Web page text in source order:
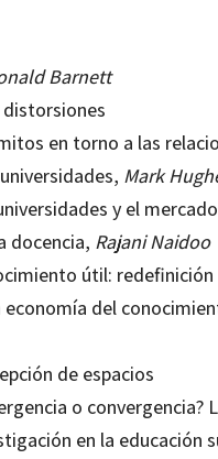
Barnett
en torno a las
Mark
y el
docencia, Rajani Naidoo
útil:
economía del
de espacios
o convergencia?
en la educación